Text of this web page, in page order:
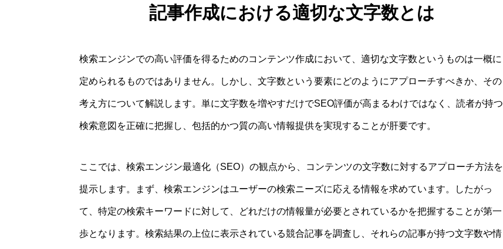
記事作成における適切な文字数とは
検索エンジンでの高い評価を得るためのコンテンツ作成において、適切な文字数というものは一概に
定められるものではありません。しかし、文字数という要素にどのようにアプローチすべきか、その
考え方について解説します。単に文字数を増やすだけでSEO評価が高まるわけではなく、読者が持つ
検索意図を正確に把握し、包括的かつ質の高い情報提供を実現することが肝要です。
ここでは、検索エンジン最適化（SEO）の観点から、コンテンツの文字数に対するアプローチ方法を
提示します。まず、検索エンジンはユーザーの検索ニーズに応える情報を求めています。したがっ
て、特定の検索キーワードに対して、どれだけの情報量が必要とされているかを把握することが第一
歩となります。検索結果の上位に表示されている競合記事を調査し、それらの記事が持つ文字数や情